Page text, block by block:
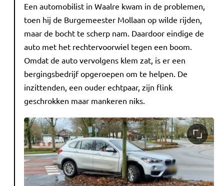
Een automobilist in Waalre kwam in de problemen,
toen hij de Burgemeester Mollaan op wilde rijden,
maar de bocht te scherp nam. Daardoor eindige de
auto met het rechtervoorwiel tegen een boom.
Omdat de auto vervolgens klem zat, is er een
bergingsbedrijf opgeroepen om te helpen. De
inzittenden, een ouder echtpaar, zijn flink
geschrokken maar mankeren niks.